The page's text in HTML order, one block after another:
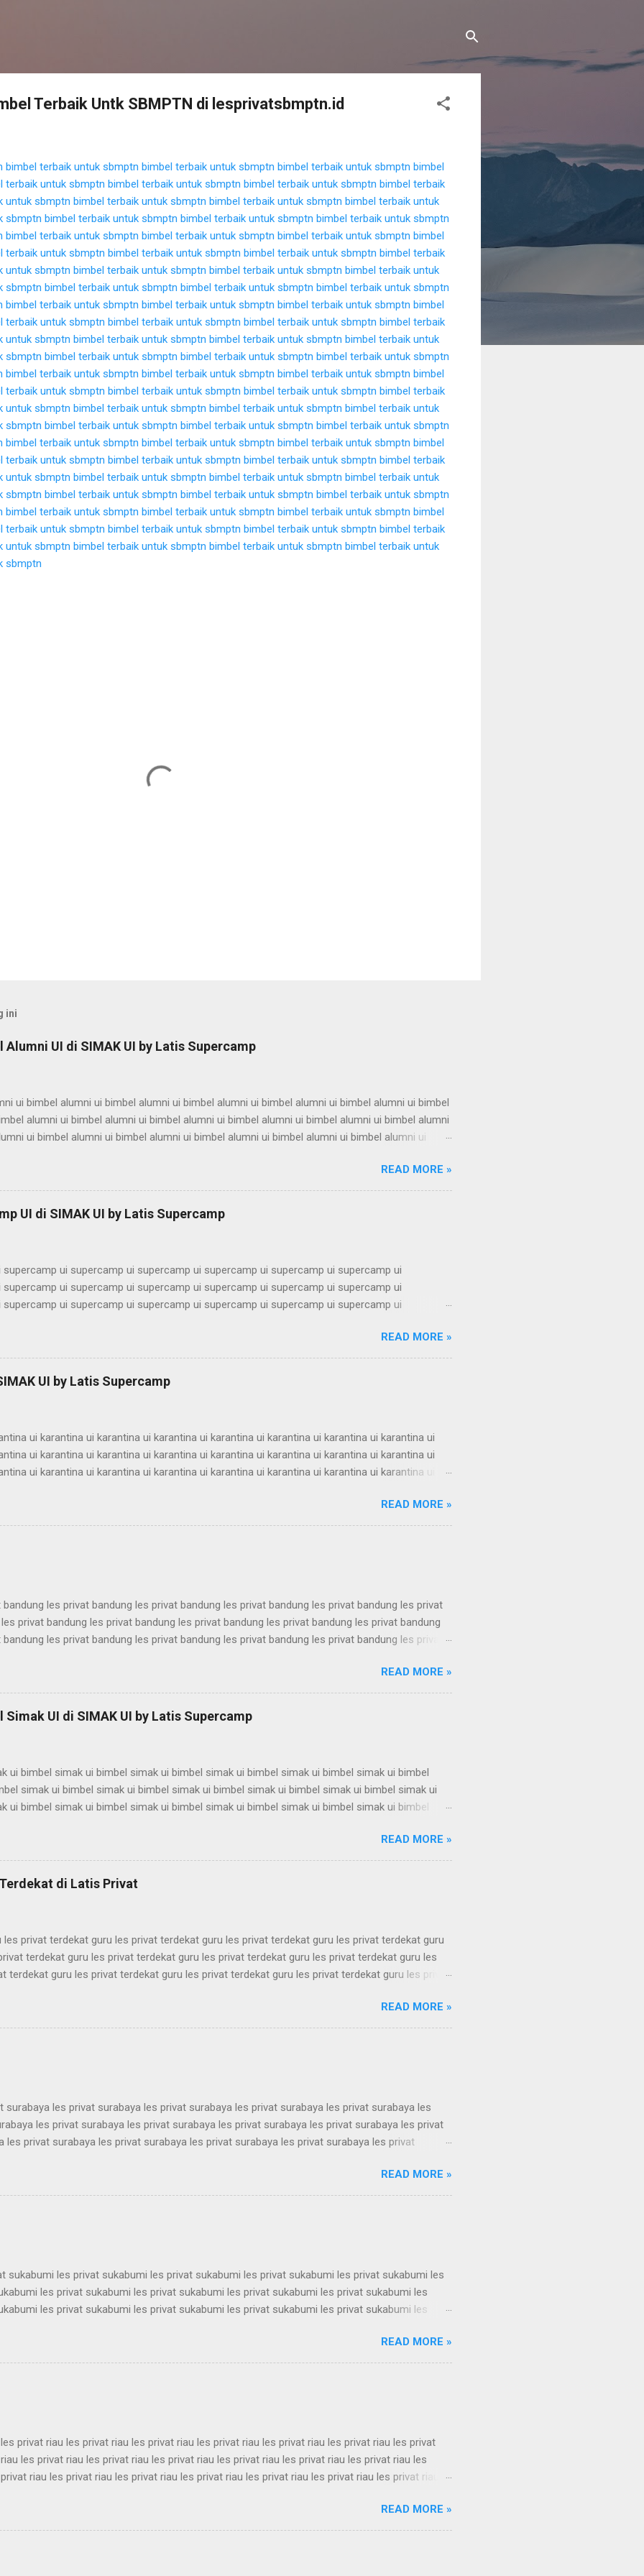
Terbaik Untk SBMPTN di lesprivatsbmptn.id
bimbel terbaik untuk sbmptn bimbel terbaik untuk sbmptn bimbel terbaik untuk sbmptn bimbel
terbaik untuk sbmptn bimbel terbaik untuk sbmptn bimbel terbaik untuk sbmptn bimbel terbaik
untuk sbmptn bimbel terbaik untuk sbmptn bimbel terbaik untuk sbmptn bimbel terbaik untuk
sbmptn bimbel terbaik untuk sbmptn bimbel terbaik untuk sbmptn bimbel terbaik untuk sbmptn
bimbel terbaik untuk sbmptn bimbel terbaik untuk sbmptn bimbel terbaik untuk sbmptn bimbel
terbaik untuk sbmptn bimbel terbaik untuk sbmptn bimbel terbaik untuk sbmptn bimbel terbaik
untuk sbmptn bimbel terbaik untuk sbmptn bimbel terbaik untuk sbmptn bimbel terbaik untuk
sbmptn bimbel terbaik untuk sbmptn bimbel terbaik untuk sbmptn bimbel terbaik untuk sbmptn
bimbel terbaik untuk sbmptn bimbel terbaik untuk sbmptn bimbel terbaik untuk sbmptn bimbel
terbaik untuk sbmptn bimbel terbaik untuk sbmptn bimbel terbaik untuk sbmptn bimbel terbaik
untuk sbmptn bimbel terbaik untuk sbmptn bimbel terbaik untuk sbmptn bimbel terbaik untuk
sbmptn bimbel terbaik untuk sbmptn bimbel terbaik untuk sbmptn bimbel terbaik untuk sbmptn
bimbel terbaik untuk sbmptn bimbel terbaik untuk sbmptn bimbel terbaik untuk sbmptn bimbel
terbaik untuk sbmptn bimbel terbaik untuk sbmptn bimbel terbaik untuk sbmptn bimbel terbaik
untuk sbmptn bimbel terbaik untuk sbmptn bimbel terbaik untuk sbmptn bimbel terbaik untuk
sbmptn bimbel terbaik untuk sbmptn bimbel terbaik untuk sbmptn bimbel terbaik untuk sbmptn
bimbel terbaik untuk sbmptn bimbel terbaik untuk sbmptn bimbel terbaik untuk sbmptn bimbel
terbaik untuk sbmptn bimbel terbaik untuk sbmptn bimbel terbaik untuk sbmptn bimbel terbaik
untuk sbmptn bimbel terbaik untuk sbmptn bimbel terbaik untuk sbmptn bimbel terbaik untuk
sbmptn bimbel terbaik untuk sbmptn bimbel terbaik untuk sbmptn bimbel terbaik untuk sbmptn
bimbel terbaik untuk sbmptn bimbel terbaik untuk sbmptn bimbel terbaik untuk sbmptn bimbel
terbaik untuk sbmptn bimbel terbaik untuk sbmptn bimbel terbaik untuk sbmptn bimbel terbaik
untuk sbmptn bimbel terbaik untuk sbmptn bimbel terbaik untuk sbmptn bimbel terbaik untuk
sbmptn
ini
UI di SIMAK UI by Latis Supercamp
ui bimbel alumni ui bimbel alumni ui bimbel alumni ui bimbel alumni ui bimbel alumni ui bimbel
alumni ui bimbel alumni ui bimbel alumni ui bimbel alumni ui bimbel alumni ui bimbel alumni
ui bimbel alumni ui bimbel alumni ui bimbel alumni ui bimbel alumni ui bimbel alumni ui
alumni ui bimbel alumni ui bimbel alumni ui bimbel alumni ui bimbel alumni ui bimbel alumni
ui bimbel alumni ui bimbel alumni ui bimbel alumni ui bimbel alumni ui bimbel alumni ui
ui bimbel alumni ui bimbel alumni ui bimbel alumni ui bimbel alumni ui bimbel alumni ui bimbel
alumni ui bimbel alumni ui bimbel alu...
READ MORE »
UI di SIMAK UI by Latis Supercamp
ui supercamp ui supercamp ui supercamp ui supercamp ui supercamp ui
ui supercamp ui supercamp ui supercamp ui supercamp ui supercamp ui
ui supercamp ui supercamp ui supercamp ui supercamp ui supercamp ui
supercamp ui supercamp ui supercamp ui supercamp ui supercamp ui supercamp ui
ui supercamp ui supercamp ui supercamp ui supercamp ui supercamp ui
ui supercamp ui supercamp ui supercamp ui supercamp ui supercamp ui
supercamp ui supercamp ui supercamp ui supercamp ui supercamp ui supercamp ui
ui supercamp ui supercamp ui supercamp ui supercamp ui superc...
READ MORE »
UI by Latis Supercamp
ui karantina ui karantina ui karantina ui karantina ui karantina ui karantina ui karantina ui
ui karantina ui karantina ui karantina ui karantina ui karantina ui karantina ui karantina ui
ui karantina ui karantina ui karantina ui karantina ui karantina ui karantina ui karantina ui
ui karantina ui karantina ui karantina ui karantina ui karantina ui karantina ui karantina ui
ui karantina ui karantina ui karantina ui karantina ui karantina ui karantina ui karantina ui
ui karantina ui karantina ui karantina ui karantina ui karantina ui karantina ui karantina ui
READ MORE »
les privat bandung les privat bandung les privat bandung les privat bandung les privat
privat bandung les privat bandung les privat bandung les privat bandung les privat bandung
les privat bandung les privat bandung les privat bandung les privat bandung les privat
bandung les privat bandung les privat bandung les privat bandung les privat bandung les privat
privat bandung les privat bandung les privat bandung les privat bandung les privat bandung
les privat bandung les privat bandung les privat bandung les privat bandung les privat
privat bandung les privat bandung les privat bandung ...
READ MORE »
UI di SIMAK UI by Latis Supercamp
ui bimbel simak ui bimbel simak ui bimbel simak ui bimbel simak ui bimbel simak ui bimbel
simak ui bimbel simak ui bimbel simak ui bimbel simak ui bimbel simak ui bimbel simak ui
ui bimbel simak ui bimbel simak ui bimbel simak ui bimbel simak ui bimbel simak ui bimbel
ui bimbel simak ui bimbel simak ui bimbel simak ui bimbel simak ui bimbel simak ui bimbel
simak ui bimbel simak ui bimbel simak ui bimbel simak ui bimbel simak ui bimbel simak ui
ui bimbel simak ui bimbel simak ui bimbel simak ui bimbel simak ui bimbel simak ui bimbel
simak ui bimbel simak ui bimbel simak ui bimbel simak ui bimbel simak u...
READ MORE »
di Latis Privat
privat terdekat guru les privat terdekat guru les privat terdekat guru les privat terdekat guru
terdekat guru les privat terdekat guru les privat terdekat guru les privat terdekat guru les
terdekat guru les privat terdekat guru les privat terdekat guru les privat terdekat guru les privat
guru les privat terdekat guru les privat terdekat guru les privat terdekat guru les privat
guru les privat terdekat guru les privat terdekat guru les privat terdekat guru les privat
guru les privat terdekat guru les privat terdekat guru les privat terdekat guru les privat
guru les privat terdekat guru les pri...
READ MORE »
surabaya les privat surabaya les privat surabaya les privat surabaya les privat surabaya les
les privat surabaya les privat surabaya les privat surabaya les privat surabaya les privat
les privat surabaya les privat surabaya les privat surabaya les privat surabaya les privat
les privat surabaya les privat surabaya les privat surabaya les privat surabaya les privat
les privat surabaya les privat surabaya les privat surabaya les privat surabaya les privat
les privat surabaya les privat surabaya les privat surabaya les privat surabaya les privat
les privat surabaya les privat surabaya les privat surabaya les privat su...
READ MORE »
sukabumi les privat sukabumi les privat sukabumi les privat sukabumi les privat sukabumi les
les privat sukabumi les privat sukabumi les privat sukabumi les privat sukabumi les
les privat sukabumi les privat sukabumi les privat sukabumi les privat sukabumi les
les privat sukabumi les privat sukabumi les privat sukabumi les privat sukabumi les
les privat sukabumi les privat sukabumi les privat sukabumi les privat sukabumi les
les privat sukabumi les privat sukabumi les privat sukabumi les privat sukabumi les
les privat sukabumi les privat sukabumi les privat sukabumi les privat su...
READ MORE »
privat riau les privat riau les privat riau les privat riau les privat riau les privat riau les privat
les privat riau les privat riau les privat riau les privat riau les privat riau les privat riau les
riau les privat riau les privat riau les privat riau les privat riau les privat riau les privat riau
riau les privat riau les privat riau les privat riau les privat riau les privat riau les privat riau les
riau les privat riau les privat riau les privat riau les privat riau les privat riau les privat riau
privat riau les privat riau les privat riau les privat riau les privat ria...
READ MORE »